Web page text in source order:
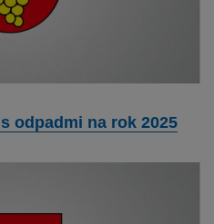
odpadmi na rok 2025